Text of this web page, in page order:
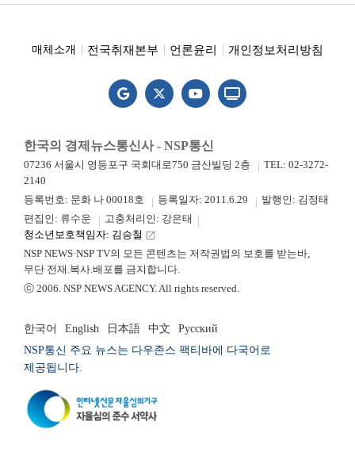
매체소개 전국취재본부 언론윤리 개인정보처리방침
한국의 경제뉴스통신사 - NSP통신
07236 서울시 영등포구 국회대로750 금산빌딩 2층
TEL: 02-3272-
2140
등록번호: 문화 나 00018호
등록일자: 2011.6.29
발행인: 김정태
편집인: 류수운
고충처리인: 강은태
청소년보호책임자: 김승철 launch
NSP NEWS·NSP TV의 모든 콘텐츠는 저작권법의 보호를 받는바,
무단 전재.복사.배포를 금지합니다.
ⓒ 2006. NSP NEWS AGENCY. All rights reserved.
한국어 English 日本語 中文
Русский
NSP통신 주요 뉴스는 다우존스 팩티바에 다국어로
제공됩니다.